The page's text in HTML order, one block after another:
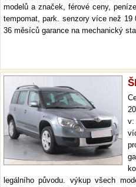
modelů a značek, férové ceny,
tempomat, park. senzory více než
36 měsíců garance na mechanický
legálního původu. výkup všech